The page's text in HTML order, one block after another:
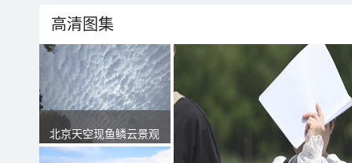
高清图集
北京天空现鱼鳞云景观